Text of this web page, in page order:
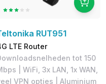
RUT951
LTE Router
tot 150
| WiFi, 3x LAN, 1x WAN,
VPN opties | Aluminium